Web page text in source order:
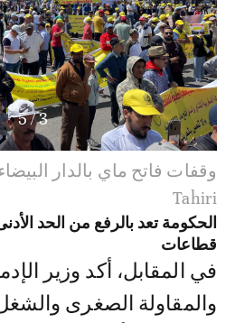
3
/
5
Tahiri
الحكومة تعد بالرفع من الحد
قطاعات
في المقابل، أكد وزير
والمقاولة الصغرى